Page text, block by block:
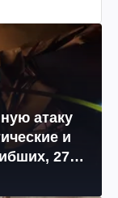
атаку
и
27